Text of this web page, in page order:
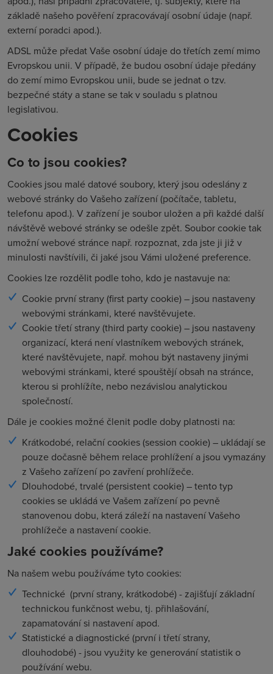
základě našeho pověření zpracovávají osobní údaje (např.
externí poradci apod.).
ADSL může předat Vaše osobní údaje do třetích zemí mimo
Evropskou unii. V případě, že budou osobní údaje předány
do zemí mimo Evropskou unii, bude se jednat o tzv.
bezpečné státy a stane se tak v souladu s platnou
legislativou.
Cookies
Co to jsou cookies?
Cookies jsou malé datové soubory, který jsou odeslány z
webové stránky do Vašeho zařízení (počítače, tabletu,
telefonu apod.). V zařízení je soubor uložen a při každé další
návštěvě webové stránky se odešle zpět. Soubor cookie tak
umožní webové stránce např. rozpoznat, zda jste ji již v
minulosti navštívili, či jaké jsou Vámi uložené preference.
Cookies lze rozdělit podle toho, kdo je nastavuje na:
Cookie první strany (first party cookie) – jsou nastaveny
webovými stránkami, které navštěvujete.
Cookie třetí strany (third party cookie) – jsou nastaveny
organizací, která není vlastníkem webových stránek,
které navštěvujete, např. mohou být nastaveny jinými
webovými stránkami, které spouštějí obsah na stránce,
kterou si prohlížíte, nebo nezávislou analytickou
společností.
Dále je cookies možné členit podle doby platnosti na:
Krátkodobé, relační cookies (session cookie) – ukládají se
pouze dočasně během relace prohlížení a jsou vymazány
z Vašeho zařízení po zavření prohlížeče.
Dlouhodobé, trvalé (persistent cookie) – tento typ
cookies se ukládá ve Vašem zařízení po pevně
stanovenou dobu, která záleží na nastavení Vašeho
prohlížeče a nastavení cookie.
Jaké cookies používáme?
Na našem webu používáme tyto cookies:
Technické (první strany, krátkodobé) - zajišťují základní
technickou funkčnost webu, tj. přihlašování,
zapamatování si nastavení apod.
Statistické a diagnostické (první i třetí strany,
dlouhodobé) - jsou využity ke generování statistik o
používání webu.